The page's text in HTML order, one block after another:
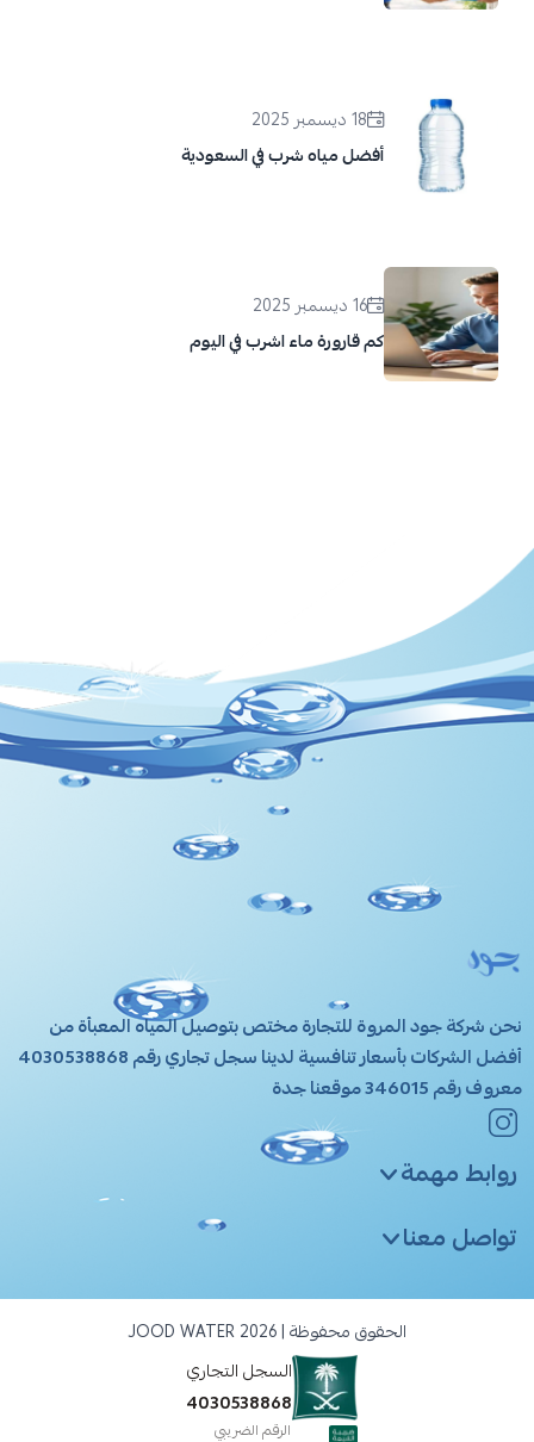
18 ديسمبر 2025
أفضل مياه شرب في السعودية
16 ديسمبر 2025
كم قارورة ماء اشرب في اليوم
JOOD WATER
نحن شركة جود المروة للتجارة مختص بتوصيل المياه المعبأة من
أفضل الشركات بأسعار تنافسية لدينا سجل تجاري رقم 4030538868
معروف رقم 346015 موقعنا جدة
روابط مهمة
تواصل معنا
+966543670505
+966543670505
Joood.food@gmail.com
الحقوق محفوظة | 2026
JOOD WATER
السجل التجاري
4030538868
الرقم الضريبي